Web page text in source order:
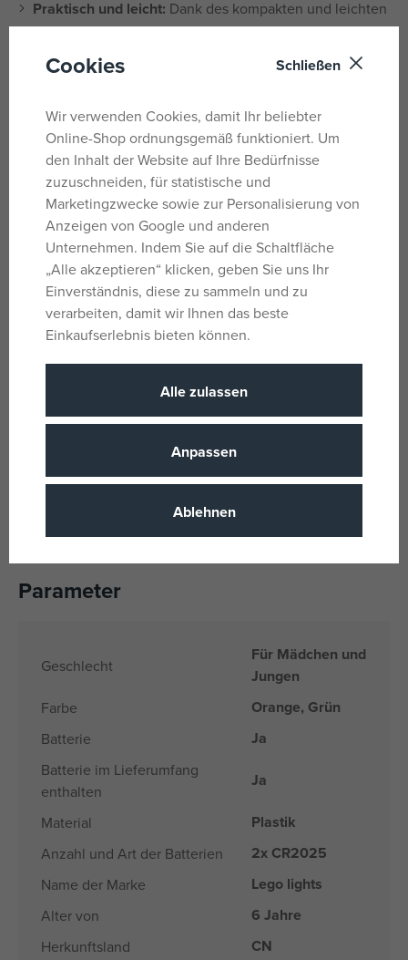
Praktisch und leicht: Dank des kompakten und leichten
Designs trägt der Anhänger nicht unnötig zum Gewicht
Ihrer Schlüssel oder Tasche bei.
Lange Akkulaufzeit:
Die LED-Leuchte ist
Akkulaufzeit.
Das ideale Geschenk:Perfekt für alle Altersgruppen
und alle LEGO-Fans.
Material:Hochwertiger Kunststoff
Abmessungen: Ungefähr 8 cm (Höhe der Minifigur)
Stromversorgung:Austauschbare Batterie 2x CR2025 (im
Lieferumfang enthalten)
Lichtfarbe:Weiß
Wan, NT, Hongkong, info@iqhk.com
EU – Vertriebspartner: SmartLife s.r.o., Purkyňova
3091/97c, Brno 612 00, info@smartlife.cz,
www.smartlife.cz
Parameter
Geschlecht
Für Mädchen und
Jungen
Farbe Orange, Grün
Batterie Ja
Batterie im Lieferumfang
enthalten
Ja
Material Plastik
Anzahl und Art der Batterien 2x CR2025
Name der Marke Lego lights
Alter von 6 Jahre
Herkunftsland CN
Cookies Schließen
Wir verwenden Cookies, damit Ihr beliebter
Online-Shop ordnungsgemäß funktioniert. Um
den Inhalt der Website auf Ihre Bedürfnisse
zuzuschneiden, für statistische und
Marketingzwecke sowie zur Personalisierung von
Anzeigen von Google und anderen
Unternehmen. Indem Sie auf die Schaltfläche
„Alle akzeptieren“ klicken, geben Sie uns Ihr
Einverständnis, diese zu sammeln und zu
verarbeiten, damit wir Ihnen das beste
Einkaufserlebnis bieten können.
Alle zulassen
Anpassen
Ablehnen